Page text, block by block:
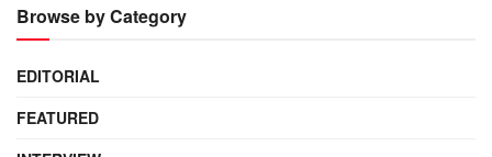
Browse by Category
EDITORIAL
FEATURED